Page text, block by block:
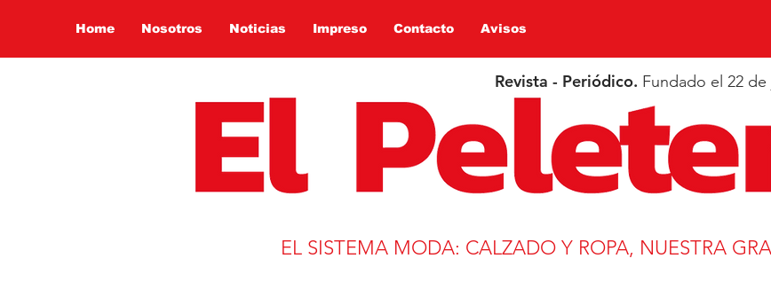
Home Nosotros Noticias Impreso Contacto Avisos
Revista - Periódico. Fundado el 22
EL SISTEMA MODA: CALZADO Y ROPA, NUESTRA